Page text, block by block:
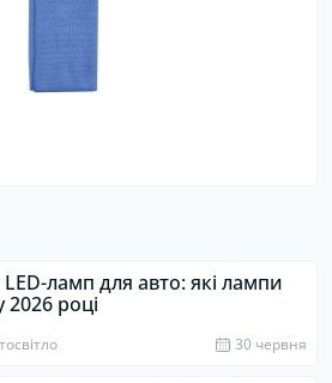
ламп для авто: які лампи
2026 році
30 червня